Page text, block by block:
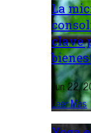
La
clave
Jun 22,
Leer Mas